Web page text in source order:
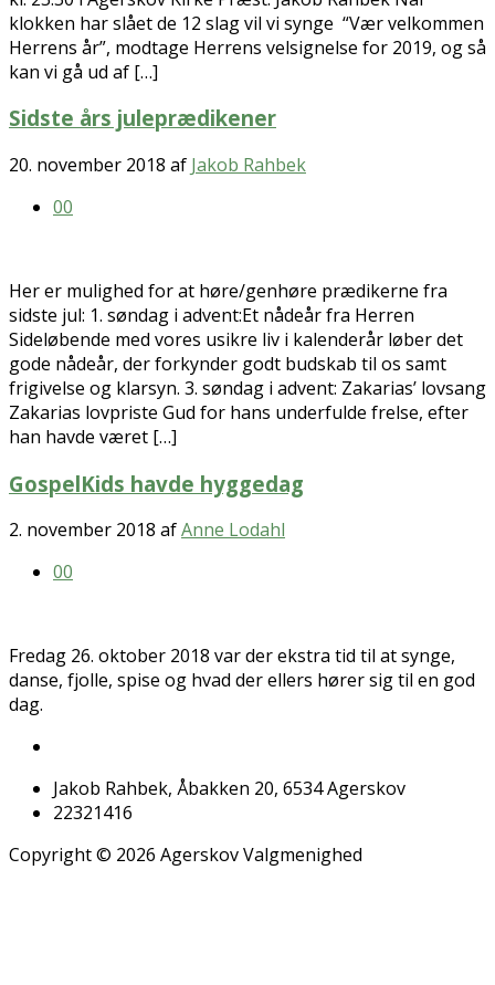
klokken har slået de 12 slag vil vi synge “Vær velkommen
Herrens år”, modtage Herrens velsignelse for 2019, og så
kan vi gå ud af […]
Sidste års juleprædikener
20. november 2018 af Jakob Rahbek
00
Her er mulighed for at høre/genhøre prædikerne fra
sidste jul: 1. søndag i advent:Et nådeår fra Herren
Sideløbende med vores usikre liv i kalenderår løber det
gode nådeår, der forkynder godt budskab til os samt
frigivelse og klarsyn. 3. søndag i advent: Zakarias’ lovsang
Zakarias lovpriste Gud for hans underfulde frelse, efter
han havde været […]
GospelKids havde hyggedag
2. november 2018 afAnne Lodahl
00
Fredag 26. oktober 2018 var der ekstra tid til at synge,
danse, fjolle, spise og hvad der ellers hører sig til en god
dag.
Jakob Rahbek, Åbakken 20, 6534 Agerskov
22321416
Copyright © 2026 Agerskov Valgmenighed